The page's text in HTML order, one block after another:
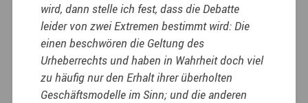
wird, dann stelle ich fest, dass die Debatte
leider von zwei Extremen bestimmt wird: Die
einen beschwören die Geltung des
Urheberrechts und haben in Wahrheit doch viel
zu häufig nur den Erhalt ihrer überholten
Geschäftsmodelle im Sinn; und die anderen